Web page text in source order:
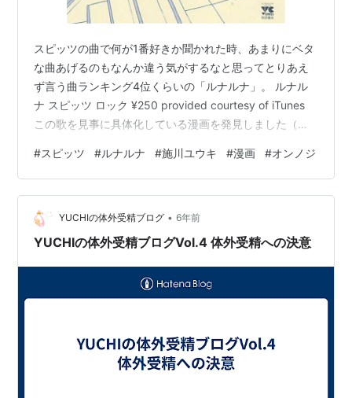
スピッツの曲で何が1番好きか聞かれた時、あまりにベタ
な曲あげるのもなんか違う気がするなと思ってとりあえ
ず言う曲ランキング4位くらいの「ルナルナ」。 ルナル
ナ スピッツ ロック ¥250 provided courtesy of iTunes
この歌を見事に具体化している漫画を発見しました（僕
「オンノジ」です。 オンノジ (ヤングチャンピオン・コ
ミックス) (ヤングチャンピオンコミックス) 作者: 施川ユ
ウキ 出版社/メーカー: 秋田書店 発売日: 2013/04/19 メ
ディア: コミック この商品を含むブログ (26件) を見る こ
こからは『ル…
#スピッツ #ルナルナ #施川ユウキ #漫画 #オンノジ
YUCHIの体外受精ブログ • 6年前
YUCHIの体外受精ブログVol.4 体外受精への決意